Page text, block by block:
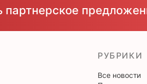
партнерское
РУБРИКИ
Все новости